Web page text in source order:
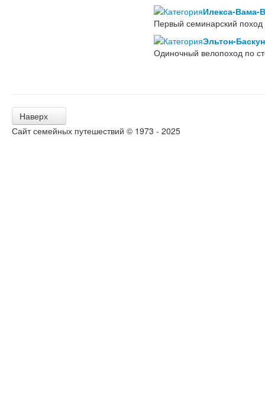
Илекса-Вама-
Первый семинарский
Эльтон-
Одиночный велопоход по
Наверх
Сайт семейных путешествий © 1973 - 2025